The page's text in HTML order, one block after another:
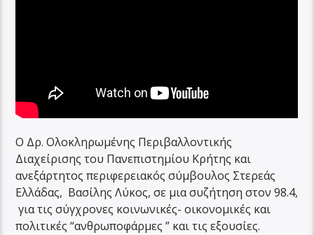
Ο Δρ. Ολοκληρωμένης Περιβαλλοντικής
Διαχείρισης του Πανεπιστημίου Κρήτης και
ανεξάρτητος περιφερειακός σύμβουλος Στερεάς
Ελλάδας, Βασίλης Λύκος, σε μια συζήτηση στον 98.4,
για τις σύγχρονες κοινωνικές- οικονομικές και
πολιτικές “ανθρωποφάρμες ” και τις εξουσίες.